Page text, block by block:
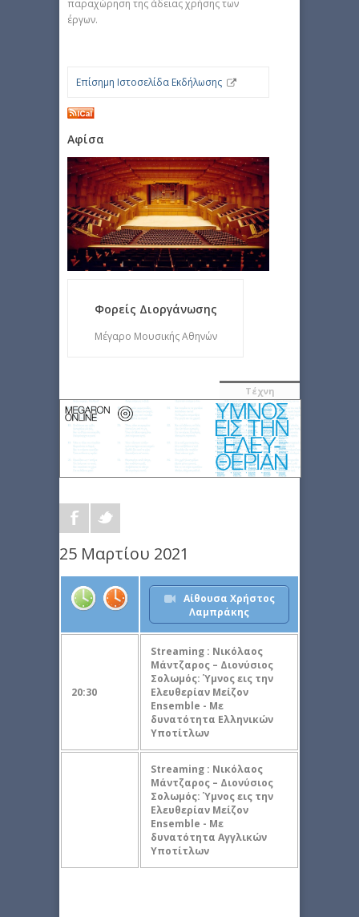
παραχώρηση της άδειας χρήσης των
έργων.
Επίσημη Ιστοσελίδα Εκδήλωσης
Αφίσα
Φορείς Διοργάνωσης
Μέγαρο Μουσικής Αθηνών
Τέχνη
25 Μαρτίου 2021
Aίθουσα Χρήστος
Λαμπράκης
20:30
Streaming : Νικόλαος
Μάντζαρος – Διονύσιος
Σολωμός: Ύμνος εις την
Ελευθερίαν Μείζον
Ensemble - Με
δυνατότητα Ελληνικών
Υποτίτλων
Streaming : Νικόλαος
Μάντζαρος – Διονύσιος
Σολωμός: Ύμνος εις την
Ελευθερίαν Μείζον
Ensemble - Με
δυνατότητα Αγγλικών
Υποτίτλων